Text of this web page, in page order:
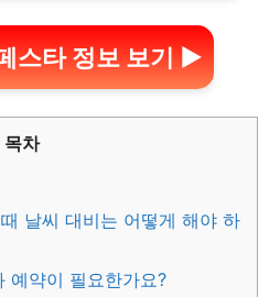
스타 정보 보기 ▶
목차
날씨 대비는 어떻게 해야 하
예약이 필요한가요?